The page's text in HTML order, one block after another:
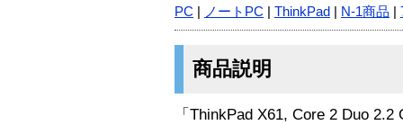
PC ノートPC ThinkPad N-1商品
商品説明
「ThinkPad X61, Core 2 Duo